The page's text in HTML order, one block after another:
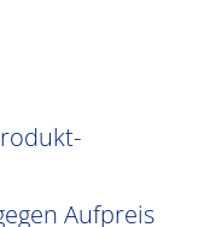
Aufpreis